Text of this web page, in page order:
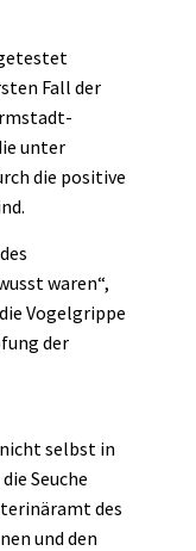
Fall der
unter
die positive
waren“,
Vogelgrippe
der
selbst in
Seuche
des
und den